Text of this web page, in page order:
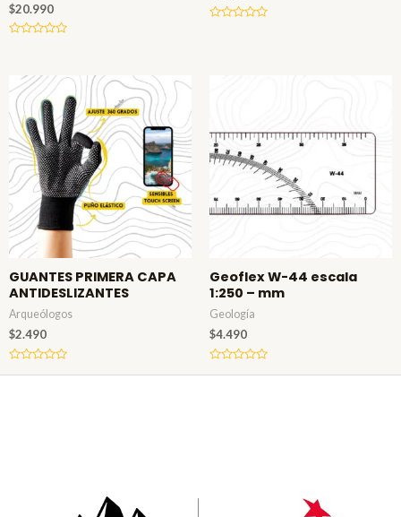
$20.990
5
GUANTES PRIMERA CAPA
ANTIDESLIZANTES
Arqueólogos
$2.490
Geoflex W-44 escala
1:250 – mm
Geología
$4.490